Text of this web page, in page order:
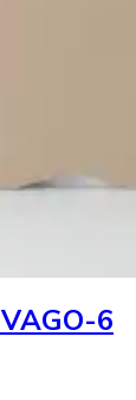
VAGO-6